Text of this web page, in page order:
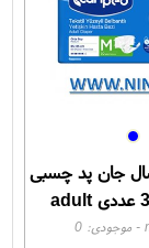
جان پد چسبی
متوسط 30 عددی adult
canped
- موجودی:0